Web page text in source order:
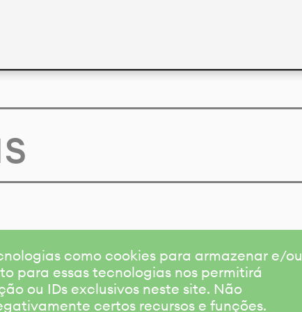
como cookies para armazenar e/ou
para essas tecnologias nos permitirá
ou IDs exclusivos neste site. Não
certos recursos e funções.